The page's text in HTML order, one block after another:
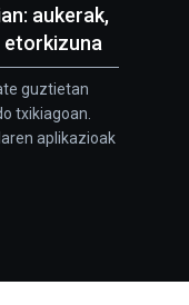
aukerak,
etorkizuna
guztietan
txikiagoan.
aplikazioak